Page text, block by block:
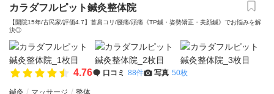
カラダフルピット鍼灸整体院
【開院15年/古民家/評価4.7】首肩コリ/腰痛/頭痛《TP鍼・姿勢矯正・美顔鍼》でお悩みを解
決◎
4.76 口コミ 88件 写真 50枚
鍼灸 マッサージ 整体